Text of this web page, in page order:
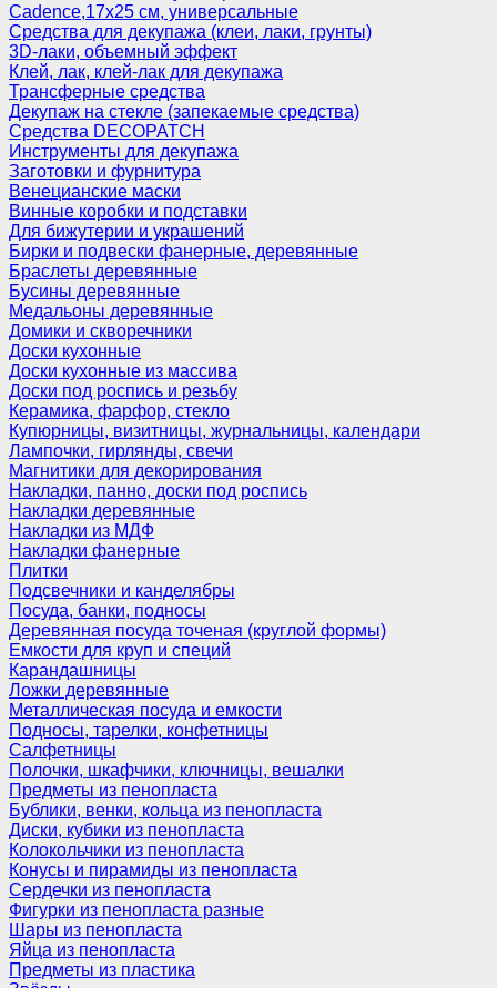
Cadence,17х25 см, универсальные
Средства для декупажа (клеи, лаки, грунты)
3D-лаки, объемный эффект
Клей, лак, клей-лак для декупажа
Трансферные средства
Декупаж на стекле (запекаемые средства)
Средства DECOPATCH
Инструменты для декупажа
Заготовки и фурнитура
Венецианские маски
Винные коробки и подставки
Для бижутерии и украшений
Бирки и подвески фанерные, деревянные
Браслеты деревянные
Бусины деревянные
Медальоны деревянные
Домики и скворечники
Доски кухонные
Доски кухонные из массива
Доски под роспись и резьбу
Керамика, фарфор, стекло
Купюрницы, визитницы, журнальницы, календари
Лампочки, гирлянды, свечи
Магнитики для декорирования
Накладки, панно, доски под роспись
Накладки деревянные
Накладки из МДФ
Накладки фанерные
Плитки
Подсвечники и канделябры
Посуда, банки, подносы
Деревянная посуда точеная (круглой формы)
Емкости для круп и специй
Карандашницы
Ложки деревянные
Металлическая посуда и емкости
Подносы, тарелки, конфетницы
Салфетницы
Полочки, шкафчики, ключницы, вешалки
Предметы из пенопласта
Бублики, венки, кольца из пенопласта
Диски, кубики из пенопласта
Колокольчики из пенопласта
Конусы и пирамиды из пенопласта
Сердечки из пенопласта
Фигурки из пенопласта разные
Шары из пенопласта
Яйца из пенопласта
Предметы из пластика